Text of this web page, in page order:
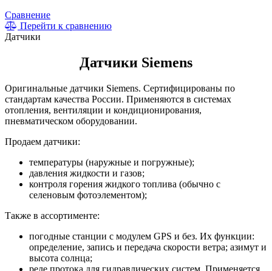
Сравнение
Перейти к сравнению
Датчики
Датчики Siemens
Оригинальные датчики Siemens. Сертифицированы по
стандартам качества России. Применяются в системах
отопления, вентиляции и кондиционирования,
пневматическом оборудовании.
Продаем датчики:
температуры (наружные и погружные);
давления жидкости и газов;
контроля горения жидкого топлива (обычно с
селеновым фотоэлементом);
Также в ассортименте:
погодные станции с модулем GPS и без. Их функции:
определение, запись и передача скорости ветра; азимут и
высота солнца;
реле протока для гидравлических систем. Применяется